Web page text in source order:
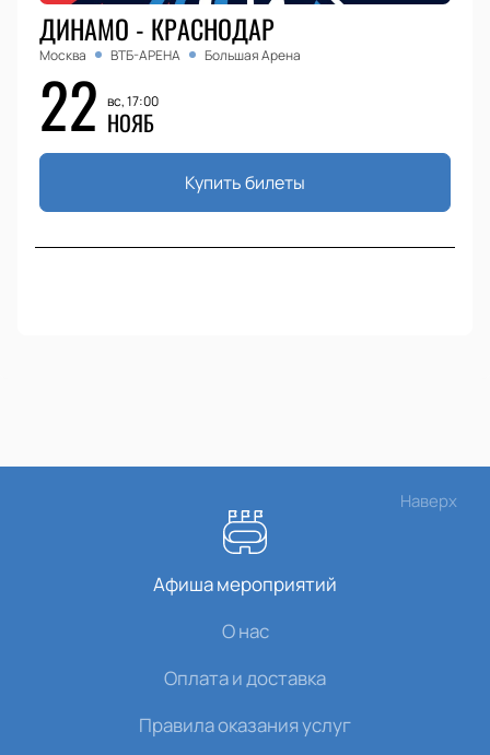
ДИНАМО - КРАСНОДАР
Москва ВТБ-АРЕНА Большая Арена
22 вс, 17:00
НОЯБ
Купить билеты
Наверх
Афиша мероприятий
О нас
Оплата и доставка
Правила оказания услуг